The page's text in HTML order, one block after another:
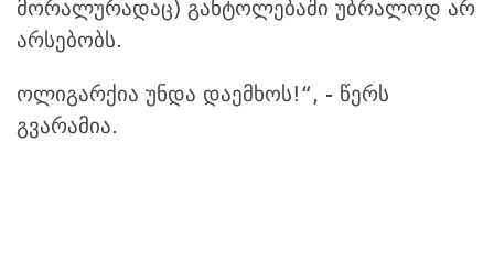
მორალურადაც) განტოლებაში უბრალოდ არ
არსებობს.
ოლიგარქია უნდა დაემხოს!“, - წერს
გვარამია.